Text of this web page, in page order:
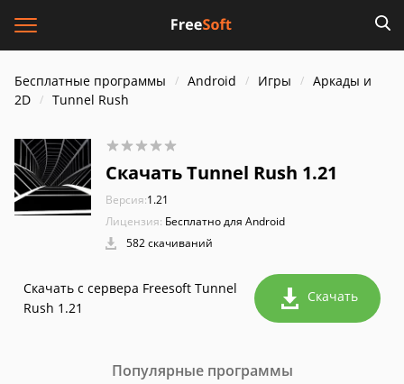
Бесплатные программы Android Игры
Аркады и
2D
Tunnel Rush
Скачать Tunnel Rush 1.21
Версия:1.21
Лицензия: Бесплатно для Android
582 скачиваний
Скачать с сервера Freesoft Tunnel
Rush 1.21
Скачать
Популярные программы